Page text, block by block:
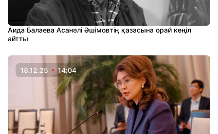
Аида Балаева Асанәлі Әшімовтің қазасына орай көңіл
айтты
18.12.25 14:04